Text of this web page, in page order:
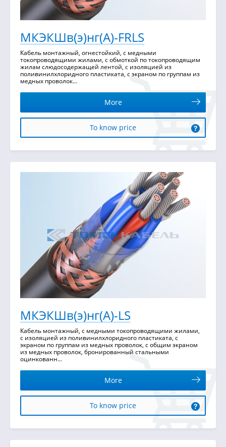
МКЭКШв(э)нг(А)-FRLS
Кабель монтажный, огнестойкий, с медными
токопроводящими жилами, с обмоткой по токопроводящим
жилам слюдосодержащей лентой, с изоляцией из
поливинилхлоридного пластиката, с экраном по группам из
медных проволок...
More
To know price
МКЭКШв(э)нг(А)-LS
Кабель монтажный, с медными токопроводящими жилами,
с изоляцией из поливинилхлоридного пластиката, с
экраном по группам из медных проволок, с общим экраном
из медных проволок, бронированный стальными
оцинкованн...
More
To know price